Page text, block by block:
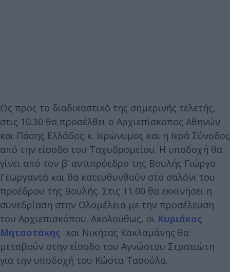
Ως προς το διαδικαστικό της σημερινής τελετής,
στις 10.30 θα προσέλθει ο Αρχιεπίσκοπος Αθηνών
και Πάσης Ελλάδος κ. Ιερώνυμος και η Ιερά Σύνοδος
από την είσοδο του Ταχυδρομείου. Η υποδοχή θα
γίνει από τον β’ αντιπρόεδρο της Βουλής Γιώργο
Γεωργαντά και θα κατευθυνθούν στο σαλόνι του
προέδρου της Βουλής. Στις 11.00 θα εκκινήσει η
συνεδρίαση στην Ολομέλεια με την προσέλευση
του Αρχιεπισκόπου. Ακολούθως, οι Κυριάκος
Μητσοτάκης και Νικήτας Κακλαμάνης θα
μεταβούν στην είσοδο του Αγνώστου Στρατιώτη
για την υποδοχή του Κώστα Τασούλα.